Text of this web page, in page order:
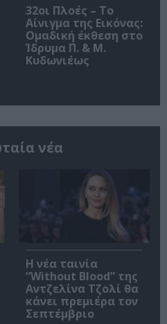
32οι Πλοές – Το
Αίνιγμα της Εικόνας:
Ομαδική έκθεση στο
Ίδρυμα Π. & Μ.
Κυδωνιέως
νέα
Η νέα ταινία
“Without Blood” της
Αντζελίνα Τζολί θα
κάνει πρεμιέρα τον
Σεπτέμβριο